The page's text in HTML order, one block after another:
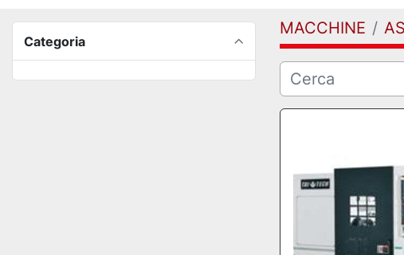
Categoria
MACCHINE